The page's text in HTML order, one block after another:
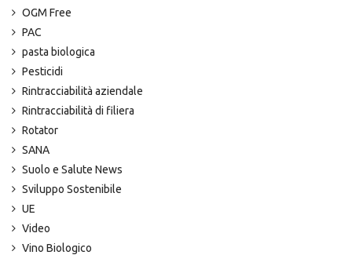
OGM Free
PAC
pasta biologica
Pesticidi
Rintracciabilità aziendale
Rintracciabilità di filiera
Rotator
SANA
Suolo e Salute News
Sviluppo Sostenibile
UE
Video
Vino Biologico